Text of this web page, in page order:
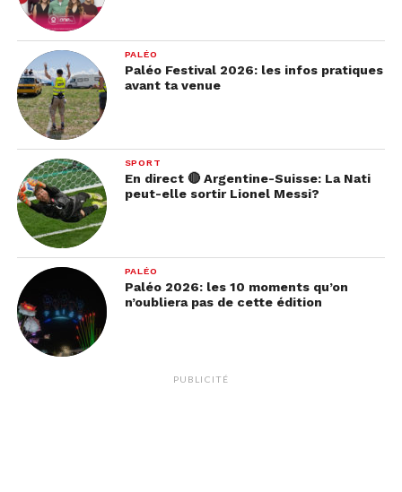
PALÉO
Paléo Festival 2026: les infos pratiques
avant ta venue
SPORT
En direct 🔴 Argentine-Suisse: La Nati
peut-elle sortir Lionel Messi?
PALÉO
Paléo 2026: les 10 moments qu’on
n’oubliera pas de cette édition
PUBLICITÉ